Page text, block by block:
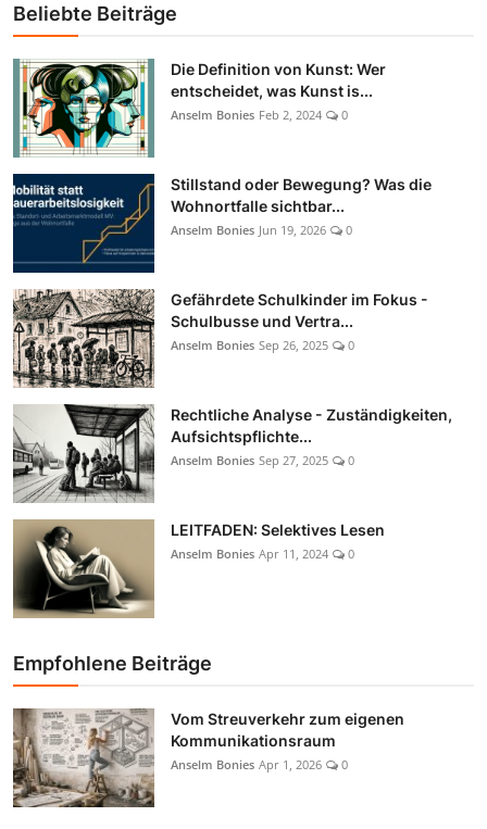
Beliebte Beiträge
Die Definition von Kunst: Wer
entscheidet, was Kunst is...
Anselm Bonies Feb 2, 2024 0
Stillstand oder Bewegung? Was die
Wohnortfalle sichtbar...
Anselm Bonies Jun 19, 2026 0
Gefährdete Schulkinder im Fokus -
Schulbusse und Vertra...
Anselm Bonies Sep 26, 2025 0
Rechtliche Analyse - Zuständigkeiten,
Aufsichtspflichte...
Anselm Bonies Sep 27, 2025 0
LEITFADEN: Selektives Lesen
Anselm Bonies Apr 11, 2024 0
Empfohlene Beiträge
Vom Streuverkehr zum eigenen
Kommunikationsraum
Anselm Bonies Apr 1, 2026 0